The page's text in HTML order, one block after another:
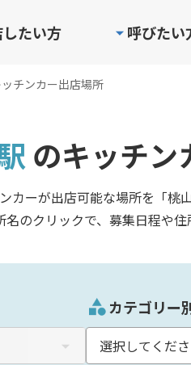
したい方 呼びたい
チンカー出店場所
のキッチン
カーが出店可能な場所を「桃
のクリックで、募集日程や
カテゴリー